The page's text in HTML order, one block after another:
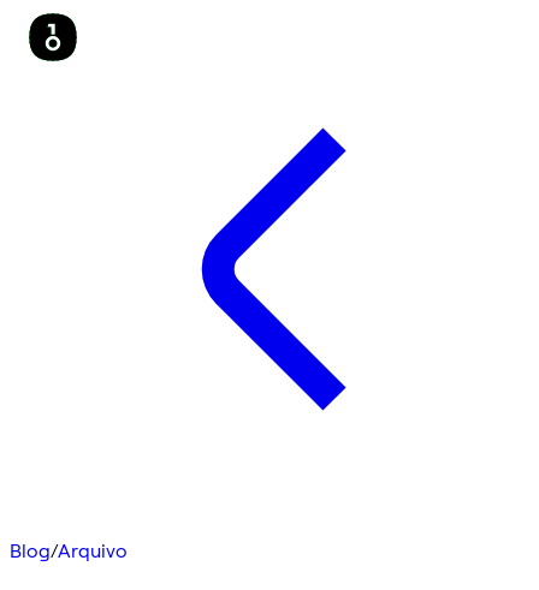
Blog/Arquivo